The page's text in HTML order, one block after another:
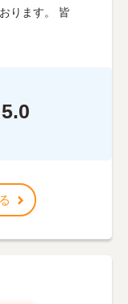
ります。 皆
5.0